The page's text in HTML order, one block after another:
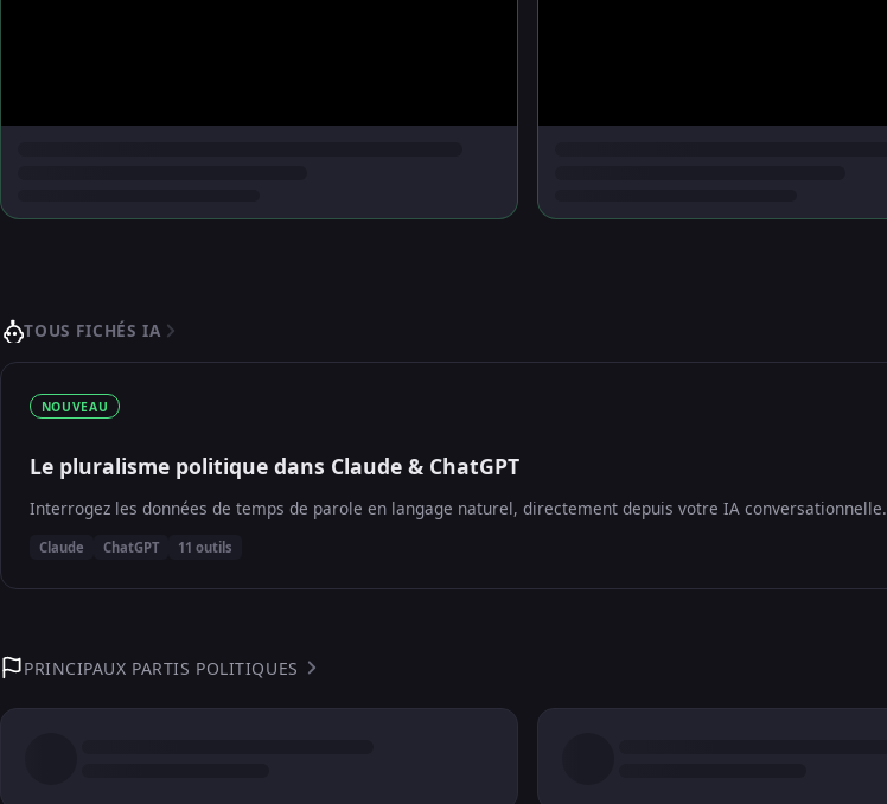
TOUS FICHÉS IA
NOUVEAU
Le pluralisme politique dans Claude & ChatGPT
Interrogez les données de temps de parole en langage naturel, directement depuis votre IA conversationnelle.
Claude ChatGPT 11 outils
PRINCIPAUX PARTIS POLITIQUES